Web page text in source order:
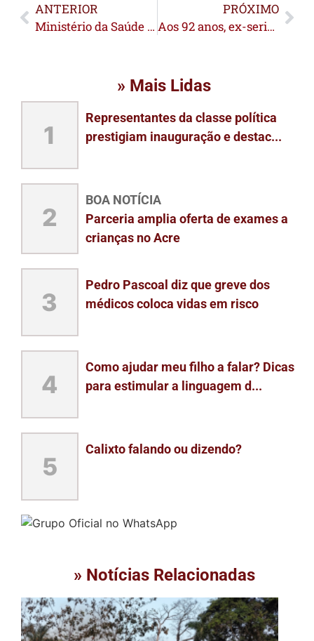
ANTERIOR
Ministério da Saúde começa a vacinar crianças com a pneumo 20 que protege contra bactéria que causa pneumonia e meningite
PRÓXIMO
Aos 92 anos, ex-seringueiro preserva a memória dos benzedores da floresta acreana
» Mais Lidas
1
Representantes da classe política
prestigiam inauguração e destac...
2
BOA NOTÍCIA
Parceria amplia oferta de exames a
crianças no Acre
3
Pedro Pascoal diz que greve dos
médicos coloca vidas em risco
4
Como ajudar meu filho a falar? Dicas
para estimular a linguagem d...
5
Calixto falando ou dizendo?
» Notícias Relacionadas